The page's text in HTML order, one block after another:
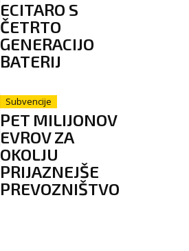
ECITARO S
ČETRTO
GENERACIJO
BATERIJ
Subvencije
PET MILIJONOV
EVROV ZA
OKOLJU
PRIJAZNEJŠE
PREVOZNIŠTVO